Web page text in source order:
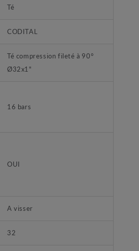
Té
CODITAL
Té compression fileté à 90°
Ø32x1"
16 bars
OUI
A visser
32